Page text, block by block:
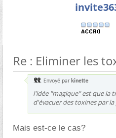
Re : Eliminer les
Envoyé par kinette
l'idée "magique" est que la
d'évacuer des toxines par la
Mais est-ce le cas?